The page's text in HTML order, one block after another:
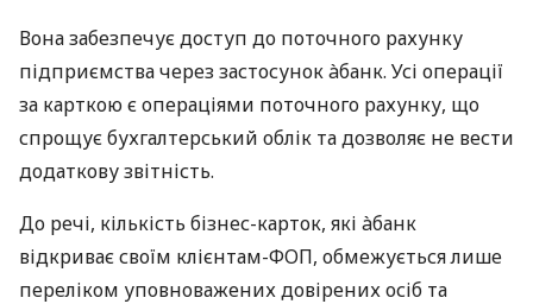
Вона забезпечує доступ до поточного рахунку
підприємства через застосунок àбанк. Усі операції
за карткою є операціями поточного рахунку, що
спрощує бухгалтерський облік та дозволяє не вести
додаткову звітність.
До речі, кількість бізнес-карток, які àбанк
відкриває своїм клієнтам-ФОП, обмежується лише
переліком уповноважених довірених осіб та